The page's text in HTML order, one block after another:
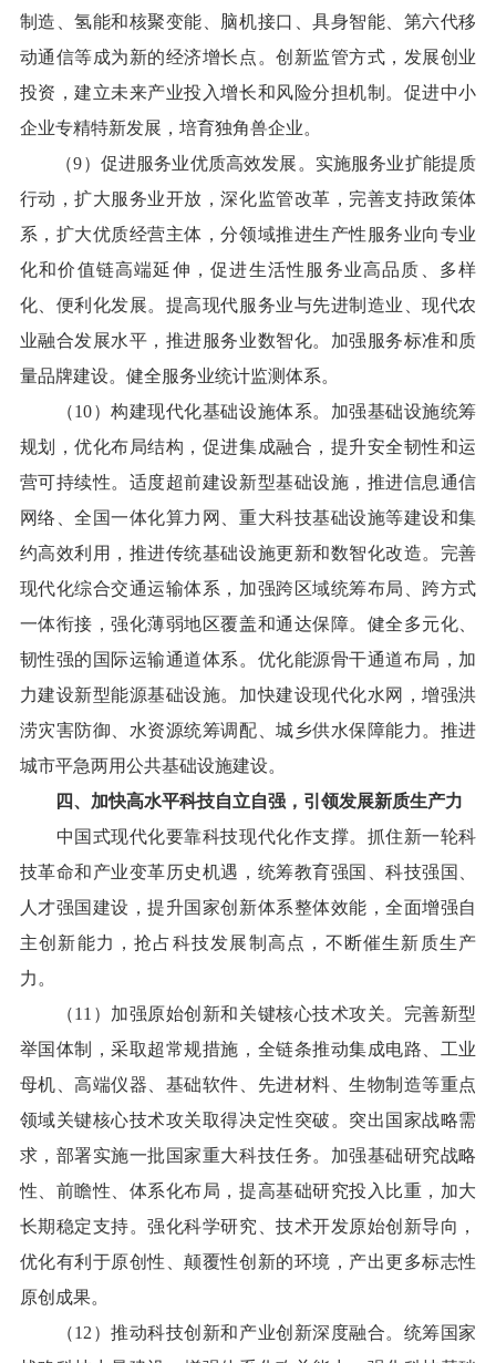
制造、氢能和核聚变能、脑机接口、具身智能、第六代移
动通信等成为新的经济增长点。创新监管方式，发展创业
投资，建立未来产业投入增长和风险分担机制。促进中小
企业专精特新发展，培育独角兽企业。
（9）促进服务业优质高效发展。实施服务业扩能提质
行动，扩大服务业开放，深化监管改革，完善支持政策体
系，扩大优质经营主体，分领域推进生产性服务业向专业
化和价值链高端延伸，促进生活性服务业高品质、多样
化、便利化发展。提高现代服务业与先进制造业、现代农
业融合发展水平，推进服务业数智化。加强服务标准和质
量品牌建设。健全服务业统计监测体系。
（10）构建现代化基础设施体系。加强基础设施统筹
规划，优化布局结构，促进集成融合，提升安全韧性和运
营可持续性。适度超前建设新型基础设施，推进信息通信
网络、全国一体化算力网、重大科技基础设施等建设和集
约高效利用，推进传统基础设施更新和数智化改造。完善
现代化综合交通运输体系，加强跨区域统筹布局、跨方式
一体衔接，强化薄弱地区覆盖和通达保障。健全多元化、
韧性强的国际运输通道体系。优化能源骨干通道布局，加
力建设新型能源基础设施。加快建设现代化水网，增强洪
涝灾害防御、水资源统筹调配、城乡供水保障能力。推进
城市平急两用公共基础设施建设。
四、加快高水平科技自立自强，引领发展新质生产力
中国式现代化要靠科技现代化作支撑。抓住新一轮科
技革命和产业变革历史机遇，统筹教育强国、科技强国、
人才强国建设，提升国家创新体系整体效能，全面增强自
主创新能力，抢占科技发展制高点，不断催生新质生产
力。
（11）加强原始创新和关键核心技术攻关。完善新型
举国体制，采取超常规措施，全链条推动集成电路、工业
母机、高端仪器、基础软件、先进材料、生物制造等重点
领域关键核心技术攻关取得决定性突破。突出国家战略需
求，部署实施一批国家重大科技任务。加强基础研究战略
性、前瞻性、体系化布局，提高基础研究投入比重，加大
长期稳定支持。强化科学研究、技术开发原始创新导向，
优化有利于原创性、颠覆性创新的环境，产出更多标志性
原创成果。
（12）推动科技创新和产业创新深度融合。统筹国家